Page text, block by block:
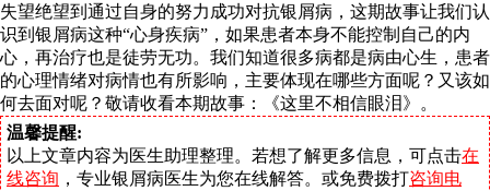
失望绝望到通过自身的努力成功对抗银屑病，这期故事让我们认
识到银屑病这种“心身疾病”，如果患者本身不能控制自己的内
心，再治疗也是徒劳无功。我们知道很多病都是病由心生，患者
的心理情绪对病情也有所影响，主要体现在哪些方面呢？又该如
何去面对呢？敬请收看本期故事：《这里不相信眼泪》。
温馨提醒:
以上文章内容为医生助理整理。若想了解更多信息，可点击在
线咨询 ，专业银屑病医生为您在线解答。或免费拨打咨询电